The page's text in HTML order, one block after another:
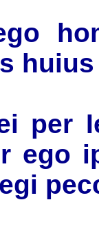
huius
per
ego